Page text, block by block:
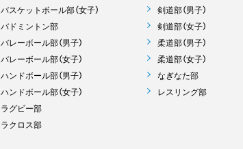
バスケットボール部（女子）
バドミントン部
バレーボール部（男子）
バレーボール部（女子）
ハンドボール部（男子）
ハンドボール部（女子）
ラグビー部
ラクロス部
剣道部（男子）
剣道部（女子）
柔道部（男子）
柔道部（女子）
なぎなた部
レスリング部